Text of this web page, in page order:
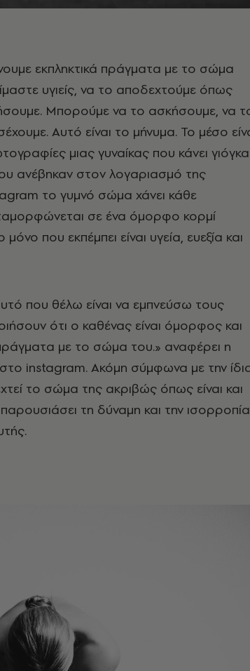
εκπληκτικά πράγματα με το σώμα
υγιείς, να το αποδεχτούμε όπως
Μπορούμε να το ασκήσουμε, να
Αυτό είναι το μήνυμα. Το μέσο
μιας γυναίκας που κάνει γιόγκα
ανέβηκαν στον λογαριασμό της
το γυμνό σώμα χάνει κάθε
σε ένα όμορφο κορμί
που εκπέμπει είναι υγεία, ευεξία και
που θέλω είναι να εμπνεύσω τους
ότι ο καθένας είναι όμορφος και
με το σώμα του.» αναφέρει η
instagram. Ακόμη σύμφωνα με την
το σώμα της ακριβώς όπως είναι και
τη δύναμη και την ισορροπία